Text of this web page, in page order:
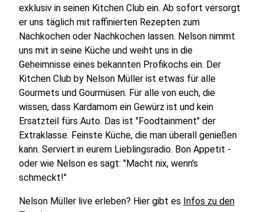
exklusiv in seinen Kitchen Club ein. Ab sofort versorgt
er uns täglich mit raffinierten Rezepten zum
Nachkochen oder Nachkochen lassen. Nelson nimmt
uns mit in seine Küche und weiht uns in die
Geheimnisse eines bekannten Profikochs ein. Der
Kitchen Club by Nelson Müller ist etwas für alle
Gourmets und Gourmüsen. Für alle von euch, die
wissen, dass Kardamom ein Gewürz ist und kein
Ersatzteil fürs Auto. Das ist "Foodtainment" der
Extraklasse. Feinste Küche, die man überall genießen
kann. Serviert in eurem Lieblingsradio. Bon Appetit -
oder wie Nelson es sagt: "Macht nix, wenn's
schmeckt!"
Nelson Müller live erleben? Hier gibt es Infos zu den